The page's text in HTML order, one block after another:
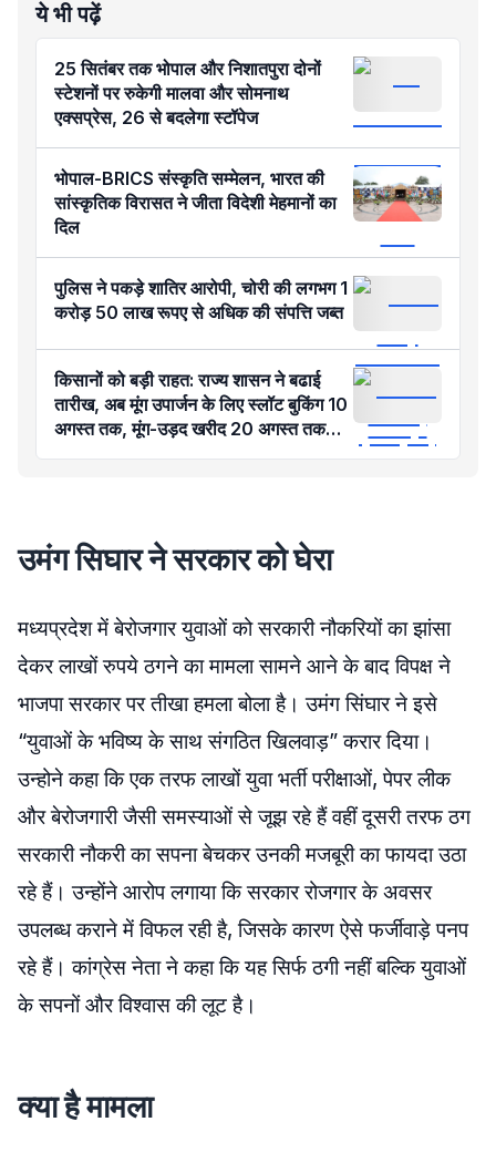
ये भी पढ़ें
25 सितंबर तक भोपाल और निशातपुरा दोनों
स्टेशनों पर रुकेगी मालवा और सोमनाथ
एक्सप्रेस, 26 से बदलेगा स्टॉपेज
भोपाल-BRICS संस्कृति सम्मेलन, भारत की
सांस्कृतिक विरासत ने जीता विदेशी मेहमानों का
दिल
पुलिस ने पकड़े शातिर आरोपी, चोरी की लगभग 1
करोड़ 50 लाख रूपए से अधिक की संपत्ति जब्‍त
किसानों को बड़ी राहत: राज्य शासन ने बढाई
तारीख, अब मूंग उपार्जन के लिए स्लॉट बुकिंग 10
अगस्त तक, मूंग-उड़द खरीद 20 अगस्त तक
होगी
उमंग सिघार ने सरकार को घेरा
मध्यप्रदेश में बेरोजगार युवाओं को सरकारी नौकरियों का झांसा
देकर लाखों रुपये ठगने का मामला सामने आने के बाद विपक्ष ने
भाजपा सरकार पर तीखा हमला बोला है। उमंग सिंघार ने इसे
“युवाओं के भविष्य के साथ संगठित खिलवाड़” करार दिया।
उन्होने कहा कि एक तरफ लाखों युवा भर्ती परीक्षाओं, पेपर लीक
और बेरोजगारी जैसी समस्याओं से जूझ रहे हैं वहीं दूसरी तरफ ठग
सरकारी नौकरी का सपना बेचकर उनकी मजबूरी का फायदा उठा
रहे हैं। उन्होंने आरोप लगाया कि सरकार रोजगार के अवसर
उपलब्ध कराने में विफल रही है, जिसके कारण ऐसे फर्जीवाड़े पनप
रहे हैं। कांग्रेस नेता ने कहा कि यह सिर्फ ठगी नहीं बल्कि युवाओं
के सपनों और विश्वास की लूट है।
क्या है मामला